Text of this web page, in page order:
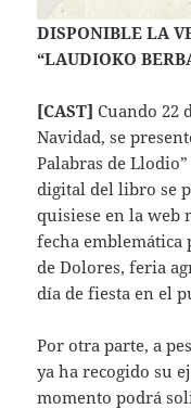
DISPONIBLE LA
“LAUDIOKO
[CAST] Cuando 22
Navidad, se
Palabras de
digital del libro se
quisiese en la web
fecha emblemática
de Dolores, feria
día de fiesta en el
Por otra parte, a
ya ha recogido su
momento podrá